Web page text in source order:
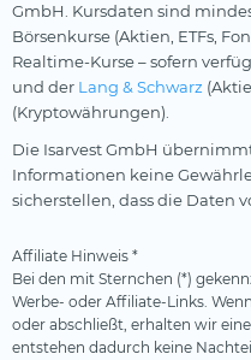
GmbH. Kursdaten sind
Börsenkurse (Aktien, ETFs,
Realtime-Kurse – sofern
und der Lang & Schwarz
(Kryptowährungen).
Die Isarvest GmbH
Informationen keine
sicherstellen, dass die Daten
Affiliate Hinweis *
Bei den mit Sternchen (*)
Werbe- oder Affiliate-Links.
oder abschließt, erhalten wir
entstehen dadurch keine